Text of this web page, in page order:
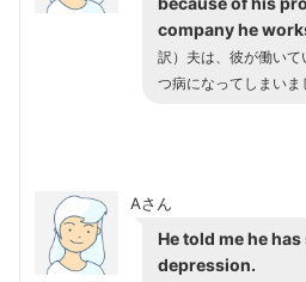
company he
訳）夫は、彼が働いて
つ病になってしまいま
Aさん
He told me he
depression.